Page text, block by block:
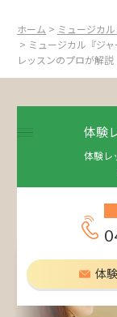
ホーム > ミュージカ
> ミュージカル『ジ
レッスンのプロが解
体験
体験レ
体